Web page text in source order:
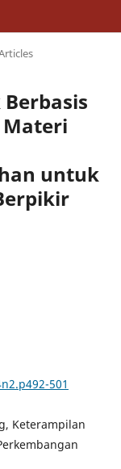
Materi
untuk
501
Keterampilan